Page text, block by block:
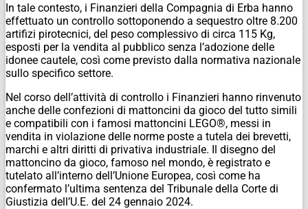
In tale contesto, i Finanzieri della Compagnia di Erba hanno
effettuato un controllo sottoponendo a sequestro oltre 8.200
artifizi pirotecnici, del peso complessivo di circa 115 Kg,
esposti per la vendita al pubblico senza l’adozione delle
idonee cautele, così come previsto dalla normativa nazionale
sullo specifico settore.
Nel corso dell’attività di controllo i Finanzieri hanno rinvenuto
anche delle confezioni di mattoncini da gioco del tutto simili
e compatibili con i famosi mattoncini LEGO®, messi in
vendita in violazione delle norme poste a tutela dei brevetti,
marchi e altri diritti di privativa industriale. Il disegno del
mattoncino da gioco, famoso nel mondo, è registrato e
tutelato all’interno dell’Unione Europea, così come ha
confermato l’ultima sentenza del Tribunale della Corte di
Giustizia dell’U.E. del 24 gennaio 2024.